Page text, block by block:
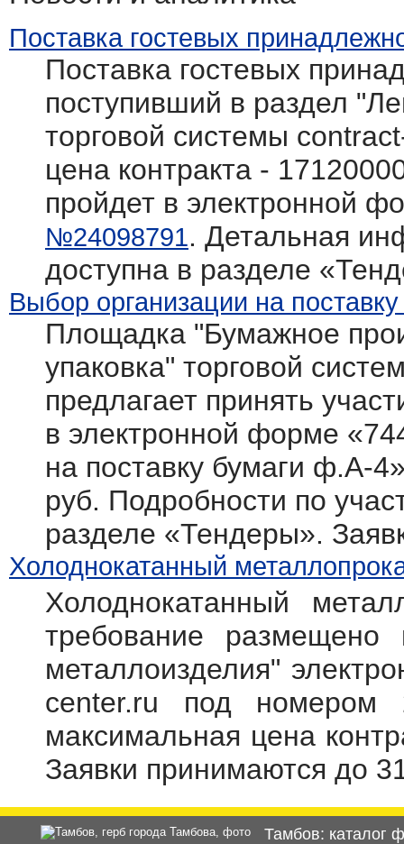
Поставка гостевых
Поставка гостевых
поступивший в раздел
торговой системы
цена контракта -
пройдет в электронной
№24098791. Детальная
доступна в разделе
Выбор организации на
Площадка "Бумажное
упаковка" торговой
предлагает принять
в электронной форме
на поставку бумаги ф.А-
руб. Подробности по
разделе «Тендеры».
Холоднокатанный
Холоднокатанный
требование
металлоизделия"
center.ru под номером
максимальная цена
Заявки принимаются до
Тамбов: каталог